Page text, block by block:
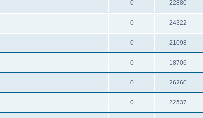
0 22880
0 24322
0 21098
0 18706
0 26260
0 22537